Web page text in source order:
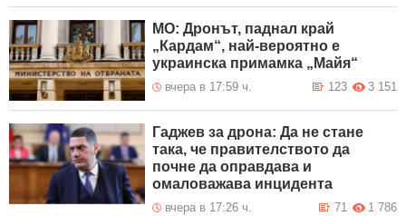
МО: Дронът, паднал край
„Кардам“, най-вероятно е
украинска примамка „Майя“
вчера в 17:59 ч. 3 151
123
Гаджев за дрона: Да не стане
така, че правителството да
почне да оправдава и
омаловажава инцидента
вчера в 17:26 ч. 1 786
71